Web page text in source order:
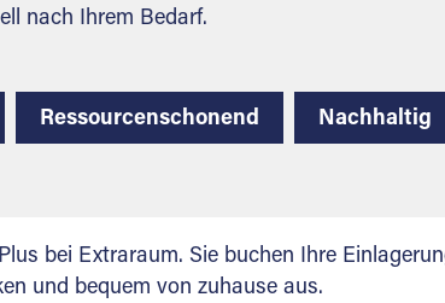
nach Ihrem Bedarf.
Ressourcenschonend Nachhaltig
bei Extraraum. Sie buchen Ihre
und bequem von zuhause aus.